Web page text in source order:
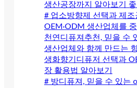
생산공장까지 알아보기
# 업소방향제 선택과 제조
OEM·ODM 생산업체를
천연디퓨져추천, 믿을 수
생산업체와 함께 만드는
생화향기디퓨저 선택과
장 활용법 알아보기
# 방디퓨져, 믿을 수 있는